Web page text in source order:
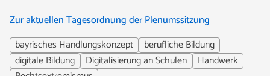
Zur aktuellen Tagesordnung der Plenumssitzung
bayrisches Handlungskonzept
berufliche Bildung
digitale Bildung
Digitalisierung an Schulen
Handwerk